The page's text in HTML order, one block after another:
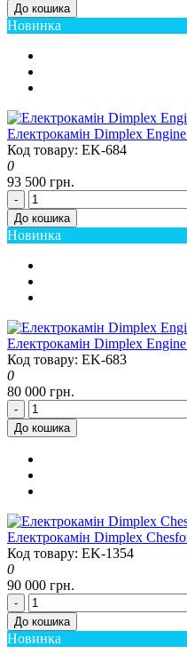
До кошика
Новинка
Електрокамін Dimplex
Код товару: EK-684
0
93 500 грн.
-
До кошика
Новинка
Електрокамін Dimplex
Код товару: EK-683
0
80 000 грн.
-
До кошика
Електрокамін Dimplex
Код товару: EK-1354
0
90 000 грн.
-
До кошика
Новинка